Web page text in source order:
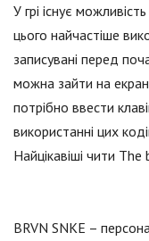
У грі існує
цього найчастіше
записувані перед
можна зайти на
потрібно ввести
використанні цих
Найцікавіші чити
BRVN SNKE –